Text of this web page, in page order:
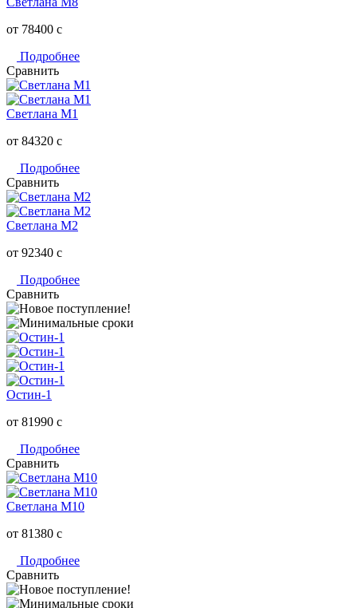
от 78400 c
Подробнее
Сравнить
Светлана M1
от 84320 c
Подробнее
Сравнить
Светлана M2
от 92340 c
Подробнее
Сравнить
Остин-1
от 81990 c
Подробнее
Сравнить
Светлана M10
от 81380 c
Подробнее
Сравнить